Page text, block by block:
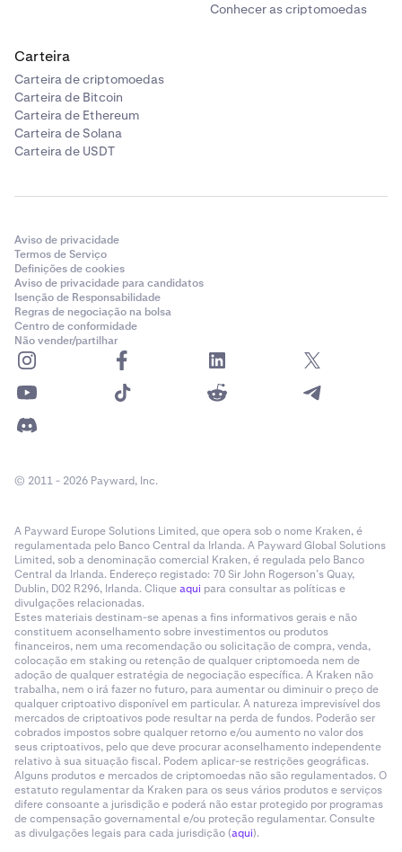
Conhecer as criptomoedas
Carteira
Carteira de criptomoedas
Carteira de Bitcoin
Carteira de Ethereum
Carteira de Solana
Carteira de USDT
Aviso de privacidade
Termos de Serviço
Definições de cookies
Aviso de privacidade para candidatos
Isenção de Responsabilidade
Regras de negociação na bolsa
Centro de conformidade
Não vender/partilhar
© 2011 - 2026 Payward, Inc.
A Payward Europe Solutions Limited, que opera sob o nome Kraken, é
regulamentada pelo Banco Central da Irlanda. A Payward Global Solutions
Limited, sob a denominação comercial Kraken, é regulada pelo Banco
Central da Irlanda. Endereço registado: 70 Sir John Rogerson’s Quay,
Dublin, D02 R296, Irlanda. Cliqueaqui para consultar as políticas e
divulgações relacionadas.
Estes materiais destinam-se apenas a fins informativos gerais e não
constituem aconselhamento sobre investimentos ou produtos
financeiros, nem uma recomendação ou solicitação de compra, venda,
colocação em staking ou retenção de qualquer criptomoeda nem de
adoção de qualquer estratégia de negociação específica. A Kraken não
trabalha, nem o irá fazer no futuro, para aumentar ou diminuir o preço de
qualquer criptoativo disponível em particular. A natureza imprevisível dos
mercados de criptoativos pode resultar na perda de fundos. Poderão ser
cobrados impostos sobre qualquer retorno e/ou aumento no valor dos
seus criptoativos, pelo que deve procurar aconselhamento independente
relativo à sua situação fiscal. Podem aplicar-se restrições geográficas.
Alguns produtos e mercados de criptomoedas não são regulamentados. O
estatuto regulamentar da Kraken para os seus vários produtos e serviços
difere consoante a jurisdição e poderá não estar protegido por programas
de compensação governamental e/ou proteção regulamentar. Consulte
as divulgações legais para cada jurisdição (aqui).